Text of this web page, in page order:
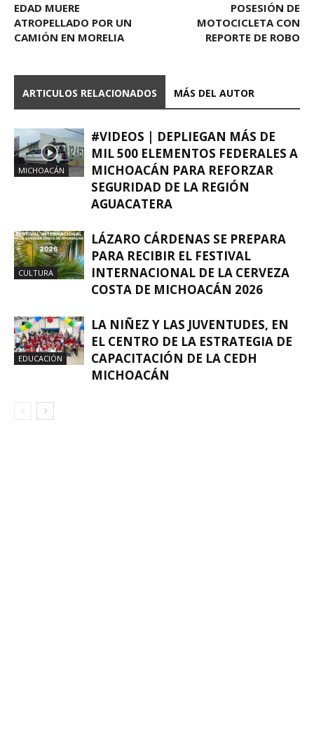
EDAD MUERE
ATROPELLADO POR UN
CAMIÓN EN MORELIA
POSESIÓN DE
MOTOCICLETA CON
REPORTE DE ROBO
ARTICULOS RELACIONADOS MÁS DEL AUTOR
MICHOACÁN
#VIDEOS | DEPLIEGAN MÁS DE
MIL 500 ELEMENTOS FEDERALES A
MICHOACÁN PARA REFORZAR
SEGURIDAD DE LA REGIÓN
AGUACATERA
CULTURA
LÁZARO CÁRDENAS SE PREPARA
PARA RECIBIR EL FESTIVAL
INTERNACIONAL DE LA CERVEZA
COSTA DE MICHOACÁN 2026
EDUCACIÓN
LA NIÑEZ Y LAS JUVENTUDES, EN
EL CENTRO DE LA ESTRATEGIA DE
CAPACITACIÓN DE LA CEDH
MICHOACÁN